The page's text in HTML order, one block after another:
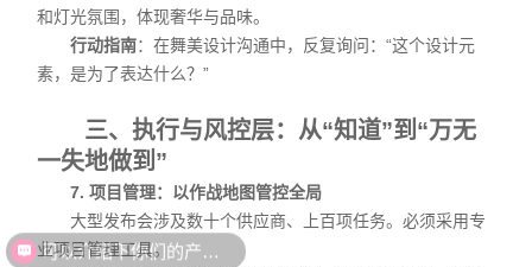
和灯光氛围，体现奢华与品味。
行动指南：在舞美设计沟通中，反复询问：“这个设计元
素，是为了表达什么？”
三、执行与风控层：从“知道”到“万无
一失地做到”
7. 项目管理：以作战地图管控全局
大型发布会涉及数十个供应商、上百项任务。必须采用专
业项目管理工具。
可以介绍下你们的产品么？